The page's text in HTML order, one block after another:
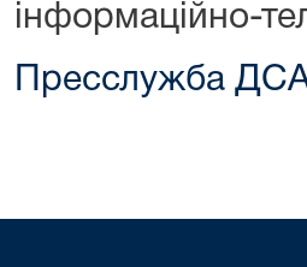
інформаційно-
Пресслужба